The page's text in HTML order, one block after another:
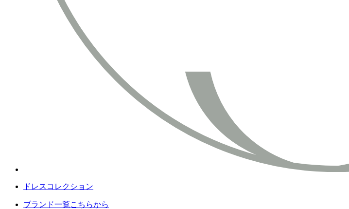
ドレスコレクション
ブランド一覧こちらから